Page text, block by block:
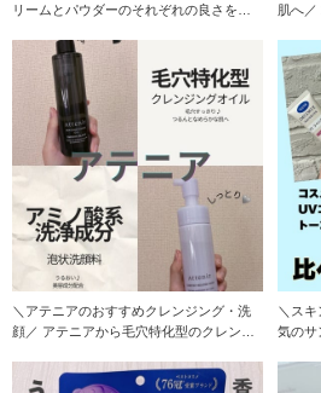
リームとパウダーのそれぞれの良さを両
肌へ／ 2つの美白有効成分「ｍ-トラネキ
＼アテニアのおすすめクレンジング・洗
顔／ アテニアから毛穴特化型のクレンジ
＼スキ
気のサ